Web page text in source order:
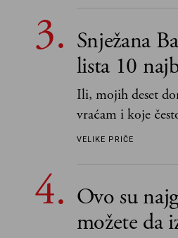
Snježana
lista 10
Ili, mojih deset
vraćam i koje
VELIKE PRIČE
Ovo su
možete da